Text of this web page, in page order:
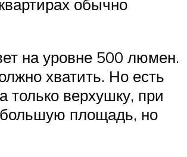
обычно
на уровне 500 люмен.
хватить. Но есть
только верхушку, при
большую площадь, но